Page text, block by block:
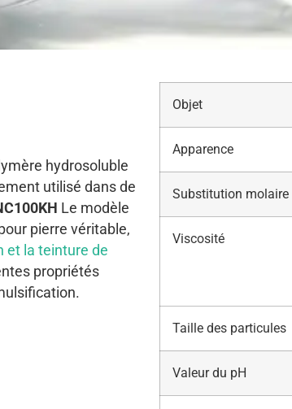
hydrosoluble
utilisé dans de
Le modèle
pierre véritable,
et la teinture de
propriétés
Objet
Apparence
Substitution molaire
Viscosité
Taille des particules
Valeur du pH